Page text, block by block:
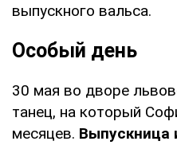
выпускного вальса.
Особый день
30 мая во дворе
танец, на который
месяцев. Выпускница